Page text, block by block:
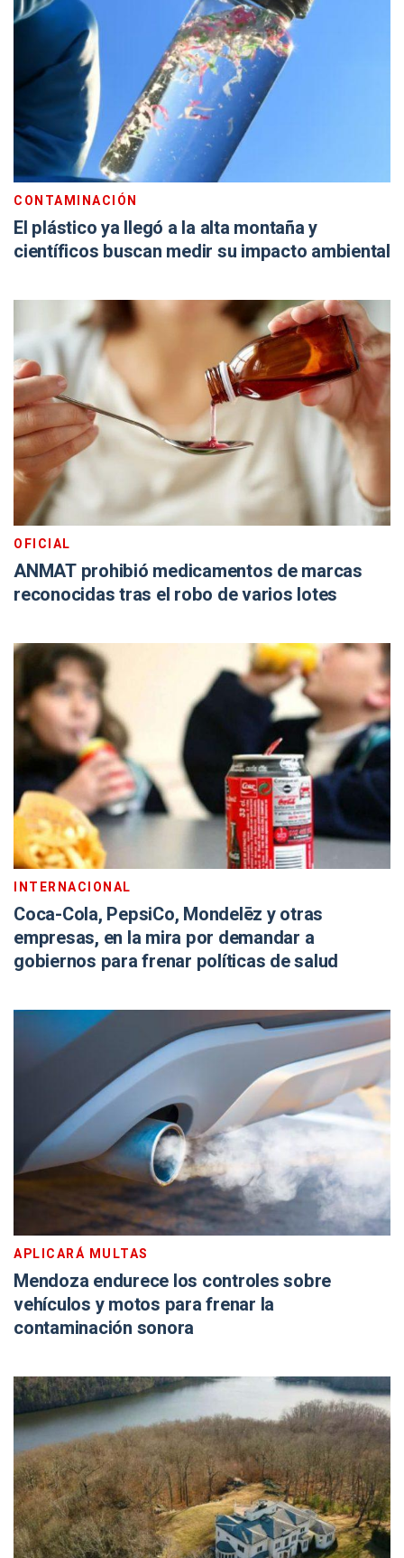
CONTAMINACIÓN
El plástico ya llegó a la alta montaña y
científicos buscan medir su impacto ambiental
OFICIAL
ANMAT prohibió medicamentos de marcas
reconocidas tras el robo de varios lotes
INTERNACIONAL
Coca-Cola, PepsiCo, Mondelēz y otras
empresas, en la mira por demandar a
gobiernos para frenar políticas de salud
APLICARÁ MULTAS
Mendoza endurece los controles sobre
vehículos y motos para frenar la
contaminación sonora